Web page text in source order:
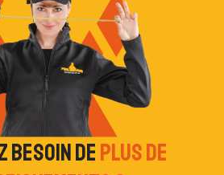
besoin deplus de